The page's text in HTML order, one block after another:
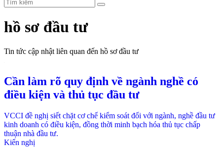
hồ sơ đầu tư
Tin tức cập nhật liên quan đến hồ sơ đầu tư
Cần làm rõ quy định về ngành nghề có
điều kiện và thủ tục đầu tư
VCCI đề nghị siết chặt cơ chế kiểm soát đối với ngành, nghề đầu tư
kinh doanh có điều kiện, đồng thời minh bạch hóa thủ tục chấp
thuận nhà đầu tư.
Kiến nghị